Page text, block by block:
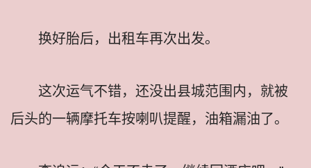
换好胎后，出租车再次出发。
这次运气不错，还没出县城范围内，就被
后头的一辆摩托车按喇叭提醒，油箱漏油了。